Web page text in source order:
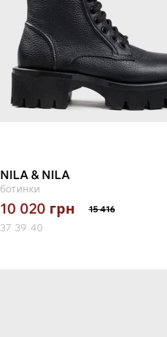
NILA & NILA
ботинки
10 020 грн 15 416
37 39 40